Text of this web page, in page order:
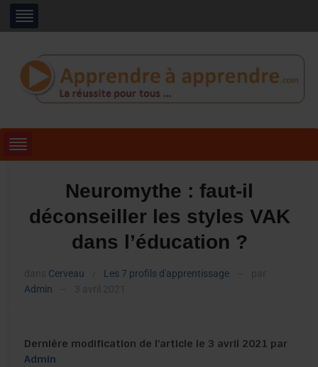
Neuromythe : faut-il
déconseiller les styles VAK
dans l’éducation ?
Cerveau Les 7 profils d'apprentissage
Admin
Dernière modification de l’article le 3 avril 2021 par
Admin